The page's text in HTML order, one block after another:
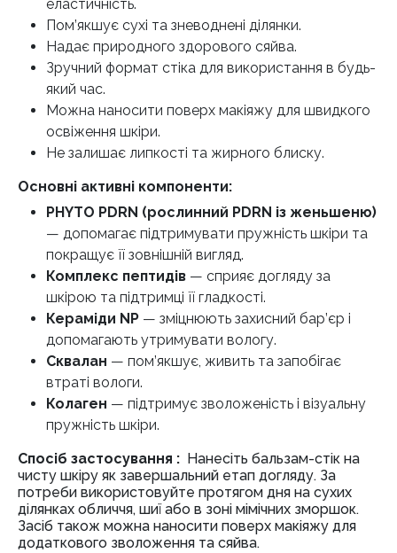
еластичність.
Пом’якшує сухі та зневоднені ділянки.
Надає природного здорового сяйва.
Зручний формат стіка для використання в будь-
який час.
Можна наносити поверх макіяжу для швидкого
освіження шкіри.
Не залишає липкості та жирного блиску.
Основні активні компоненти:
PHYTO PDRN (рослинний PDRN із женьшеню)
— допомагає підтримувати пружність шкіри та
покращує її зовнішній вигляд.
Комплекс пептидів — сприяє догляду за
шкірою та підтримці її гладкості.
Кераміди NP — зміцнюють захисний бар’єр і
допомагають утримувати вологу.
Сквалан — пом’якшує, живить та запобігає
втраті вологи.
Колаген — підтримує зволоженість і візуальну
пружність шкіри.
Спосіб застосування : Нанесіть бальзам-стік на
чисту шкіру як завершальний етап догляду. За
потреби використовуйте протягом дня на сухих
ділянках обличчя, шиї або в зоні мімічних зморшок.
Засіб також можна наносити поверх макіяжу для
додаткового зволоження та сяйва.